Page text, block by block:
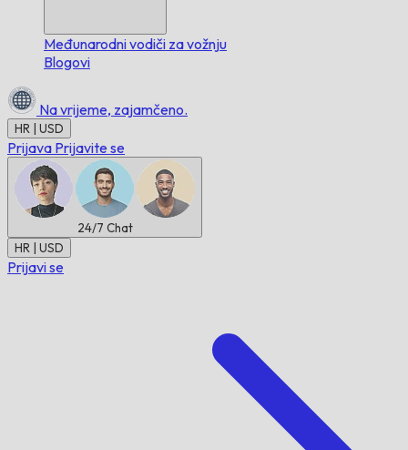
Međunarodni vodiči za vožnju
Blogovi
Na vrijeme, zajamčeno.
HR | USD
Prijava Prijavite se
24/7 Chat
HR | USD
Prijavi se